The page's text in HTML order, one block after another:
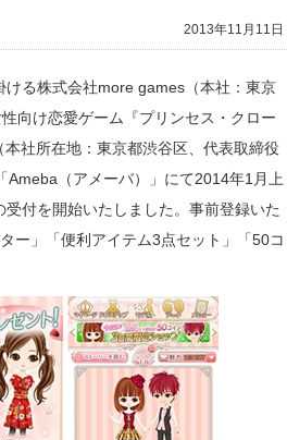
2013年11月11日
る株式会社more games（本社：東京
向け恋愛ゲーム『プリンセス・クロー
社所在地：東京都渋谷区、代表取締役
（アメーバ）」にて2014年1月上
付を開始いたしました。事前登録いた
ー」「便利アイテム3点セット」「50コ